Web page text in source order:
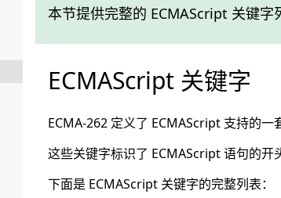
本节提供完整的 ECMAScript 关键字
ECMAScript 关键字
ECMA-262 定义了 ECMAScript 支持的一
这些关键字标识了 ECMAScript 语句的开
下面是 ECMAScript 关键字的完整列表：